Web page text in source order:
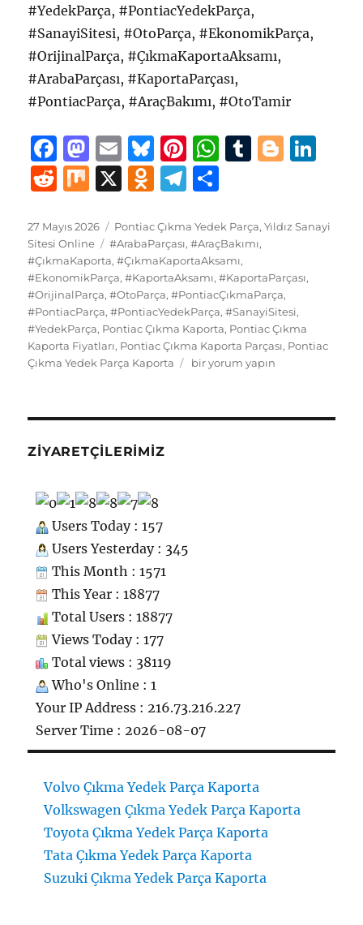
#YedekParça, #PontiacYedekParça,
#SanayiSitesi, #OtoParça, #EkonomikParça,
#OrijinalParça, #ÇıkmaKaportaAksamı,
#ArabaParçası, #KaportaParçası,
#PontiacParça, #AraçBakımı, #OtoTamir
F
a
c
e
b
o
o
k
M
a
st
o
d
o
n
E
m
ai
l
B
lu
e
s
k
y
Pi
n
te
re
st
W
s
A
p
p
T
bl
r
B
g e
R
d
di
t
M X
O
n
o
kl
a
ss
ni
T
e
g
r
a
m
a
re
Yayın
tarihi
27 Mayıs 2026 Kategoriler
Pontiac Çıkma Yedek Parça,Yıldız Sanayi
Sitesi Online
Etiketler
#ArabaParçası,#AraçBakımı,
#ÇıkmaKaporta,#ÇıkmaKaportaAksamı,
#EkonomikParça,#KaportaAksamı,#KaportaParçası,
#OrijinalParça,#OtoParça,#PontiacÇıkmaParça,
#PontiacParça,#PontiacYedekParça,#SanayiSitesi,
#YedekParça, Pontiac Çıkma Kaporta, Pontiac Çıkma
Kaporta Fiyatları, Pontiac Çıkma Kaporta Parçası, Pontiac
Çıkma Yedek Parça Kaporta
Pontiac
bir yorum yapın
ZIYARETÇILERIMIZ
Users Today : 157
Users Yesterday : 345
This Month : 1571
This Year : 18877
Total Users : 18877
Views Today : 177
Total views : 38119
Who's Online : 1
Your IP Address : 216.73.216.227
Server Time : 2026-08-07
Volvo Çıkma Yedek Parça Kaporta
Volkswagen Çıkma Yedek Parça Kaporta
Toyota Çıkma Yedek Parça Kaporta
Tata Çıkma Yedek Parça Kaporta
Suzuki Çıkma Yedek Parça Kaporta